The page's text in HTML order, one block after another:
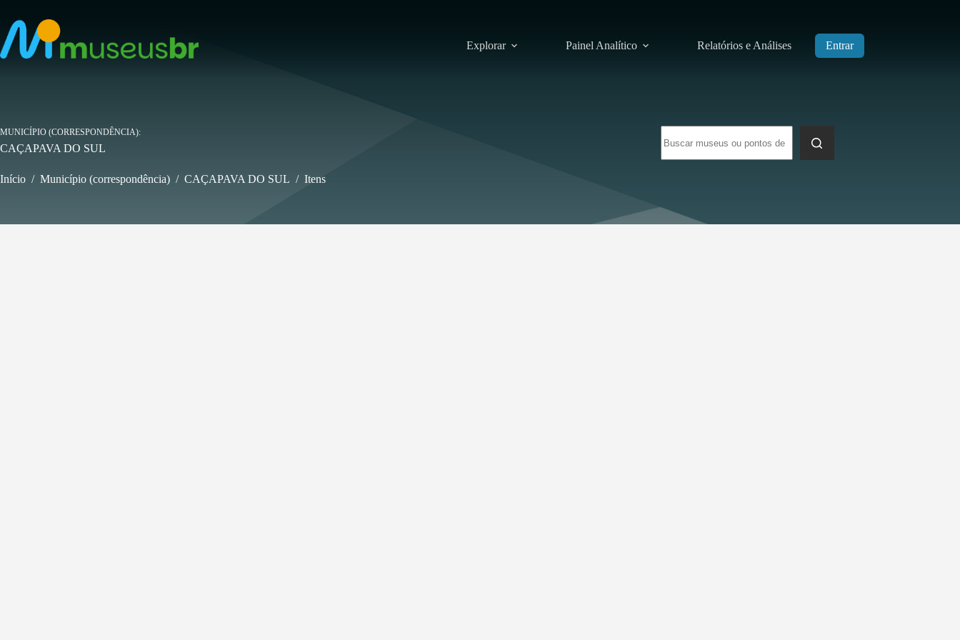
para
conteúdo
Explorar Painel Analítico Relatórios e Análises Entrar
resultados
MUNICÍPIO (CORRESPONDÊNCIA)
CAÇAPAVA DO SUL
Início / Município (correspondência) / CAÇAPAVA DO SUL / Itens